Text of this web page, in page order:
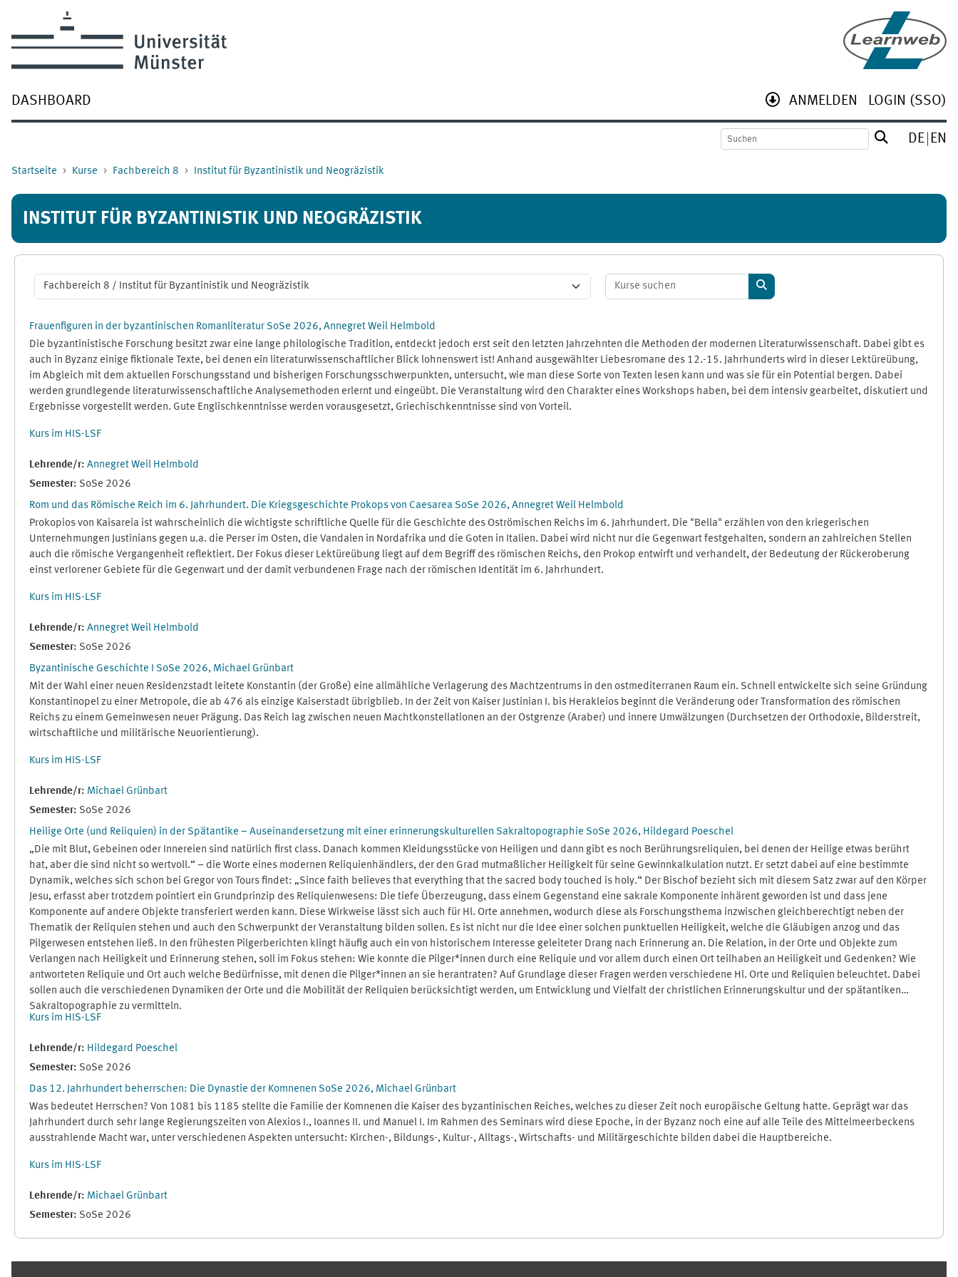
DASHBOARD ANMELDEN LOGIN (SSO)
DE EN
Startseite Kurse Fachbereich 8 Institut für Byzantinistik und Neogräzistik
INSTITUT FÜR BYZANTINISTIK UND NEOGRÄZISTIK
Kurse suchen
Kurse suchen
Frauenfiguren in der byzantinischen Romanliteratur SoSe 2026, Annegret Weil Helmbold
Die byzantinistische Forschung besitzt zwar eine lange philologische Tradition, entdeckt jedoch erst seit den letzten Jahrzehnten die Methoden der modernen Literaturwissenschaft. Dabei gibt es
auch in Byzanz einige fiktionale Texte, bei denen ein literaturwissenschaftlicher Blick lohnenswert ist! Anhand ausgewählter Liebesromane des 12.-15. Jahrhunderts wird in dieser Lektüreübung,
im Abgleich mit dem aktuellen Forschungsstand und bisherigen Forschungsschwerpunkten, untersucht, wie man diese Sorte von Texten lesen kann und was sie für ein Potential bergen. Dabei
werden grundlegende literaturwissenschaftliche Analysemethoden erlernt und eingeübt. Die Veranstaltung wird den Charakter eines Workshops haben, bei dem intensiv gearbeitet, diskutiert und
Ergebnisse vorgestellt werden. Gute Englischkenntnisse werden vorausgesetzt, Griechischkenntnisse sind von Vorteil.
Kurs im HIS-LSF
Lehrende/r: Annegret Weil Helmbold
Semester: SoSe 2026
Rom und das Römische Reich im 6. Jahrhundert. Die Kriegsgeschichte Prokops von Caesarea SoSe 2026, Annegret Weil Helmbold
Prokopios von Kaisareia ist wahrscheinlich die wichtigste schriftliche Quelle für die Geschichte des Oströmischen Reichs im 6. Jahrhundert. Die "Bella" erzählen von den kriegerischen
Unternehmungen Justinians gegen u.a. die Perser im Osten, die Vandalen in Nordafrika und die Goten in Italien. Dabei wird nicht nur die Gegenwart festgehalten, sondern an zahlreichen Stellen
auch die römische Vergangenheit reflektiert. Der Fokus dieser Lektüreübung liegt auf dem Begriff des römischen Reichs, den Prokop entwirft und verhandelt, der Bedeutung der Rückeroberung
einst verlorener Gebiete für die Gegenwart und der damit verbundenen Frage nach der römischen Identität im 6. Jahrhundert.
Kurs im HIS-LSF
Lehrende/r: Annegret Weil Helmbold
Semester: SoSe 2026
Byzantinische Geschichte I SoSe 2026, Michael Grünbart
Mit der Wahl einer neuen Residenzstadt leitete Konstantin (der Große) eine allmähliche Verlagerung des Machtzentrums in den ostmediterranen Raum ein. Schnell entwickelte sich seine Gründung
Konstantinopel zu einer Metropole, die ab 476 als einzige Kaiserstadt übrigblieb. In der Zeit von Kaiser Justinian I. bis Herakleios beginnt die Veränderung oder Transformation des römischen
Reichs zu einem Gemeinwesen neuer Prägung. Das Reich lag zwischen neuen Machtkonstellationen an der Ostgrenze (Araber) und innere Umwälzungen (Durchsetzen der Orthodoxie, Bilderstreit,
wirtschaftliche und militärische Neuorientierung).
Kurs im HIS-LSF
Lehrende/r: Michael Grünbart
Semester: SoSe 2026
Heilige Orte (und Reliquien) in der Spätantike – Auseinandersetzung mit einer erinnerungskulturellen Sakraltopographie SoSe 2026, Hildegard Poeschel
„Die mit Blut, Gebeinen oder Innereien sind natürlich first class. Danach kommen Kleidungsstücke von Heiligen und dann gibt es noch Berührungsreliquien, bei denen der Heilige etwas berührt
hat, aber die sind nicht so wertvoll.“ – die Worte eines modernen Reliquienhändlers, der den Grad mutmaßlicher Heiligkeit für seine Gewinnkalkulation nutzt. Er setzt dabei auf eine bestimmte
Dynamik, welches sich schon bei Gregor von Tours findet: „Since faith believes that everything that the sacred body touched is holy.“ Der Bischof bezieht sich mit diesem Satz zwar auf den Körper
Jesu, erfasst aber trotzdem pointiert ein Grundprinzip des Reliquienwesens: Die tiefe Überzeugung, dass einem Gegenstand eine sakrale Komponente inhärent geworden ist und dass jene
Komponente auf andere Objekte transferiert werden kann. Diese Wirkweise lässt sich auch für Hl. Orte annehmen, wodurch diese als Forschungsthema inzwischen gleichberechtigt neben der
Thematik der Reliquien stehen und auch den Schwerpunkt der Veranstaltung bilden sollen. Es ist nicht nur die Idee einer solchen punktuellen Heiligkeit, welche die Gläubigen anzog und das
Pilgerwesen entstehen ließ. In den frühesten Pilgerberichten klingt häufig auch ein von historischem Interesse geleiteter Drang nach Erinnerung an. Die Relation, in der Orte und Objekte zum
Verlangen nach Heiligkeit und Erinnerung stehen, soll im Fokus stehen: Wie konnte die Pilger*innen durch eine Reliquie und vor allem durch einen Ort teilhaben an Heiligkeit und Gedenken? Wie
antworteten Reliquie und Ort auch welche Bedürfnisse, mit denen die Pilger*innen an sie herantraten? Auf Grundlage dieser Fragen werden verschiedene Hl. Orte und Reliquien beleuchtet. Dabei
sollen auch die verschiedenen Dynamiken der Orte und die Mobilität der Reliquien berücksichtigt werden, um Entwicklung und Vielfalt der christlichen Erinnerungskultur und der spätantiken
Sakraltopographie zu vermitteln.
Kurs im HIS-LSF
Lehrende/r: Hildegard Poeschel
Semester: SoSe 2026
Das 12. Jahrhundert beherrschen: Die Dynastie der Komnenen SoSe 2026, Michael Grünbart
Was bedeutet Herrschen? Von 1081 bis 1185 stellte die Familie der Komnenen die Kaiser des byzantinischen Reiches, welches zu dieser Zeit noch europäische Geltung hatte. Geprägt war das
Jahrhundert durch sehr lange Regierungszeiten von Alexios I., Ioannes II. und Manuel I. Im Rahmen des Seminars wird diese Epoche, in der Byzanz noch eine auf alle Teile des Mittelmeerbeckens
ausstrahlende Macht war, unter verschiedenen Aspekten untersucht: Kirchen-, Bildungs-, Kultur-, Alltags-, Wirtschafts- und Militärgeschichte bilden dabei die Hauptbereiche.
Kurs im HIS-LSF
Lehrende/r: Michael Grünbart
Semester: SoSe 2026
Ergänzungsblöcke